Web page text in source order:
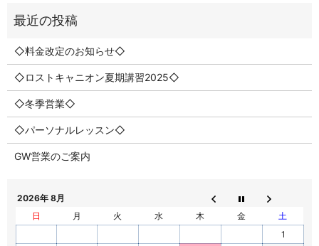
◇料金改定のお知らせ◇
◇ロストキャニオン夏期講習2025◇
◇冬季営業◇
◇パーソナルレッスン◇
GW営業のご案内
2026年 8月
日
月 火 水 木 金
土
1